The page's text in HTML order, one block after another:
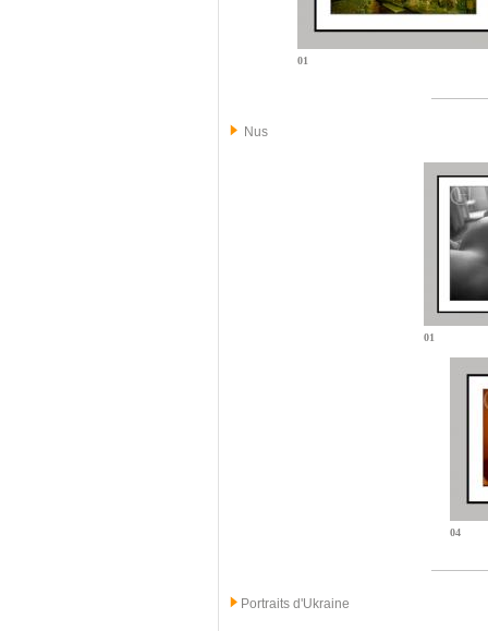
01
Nus
01
04
Portraits d'Ukraine